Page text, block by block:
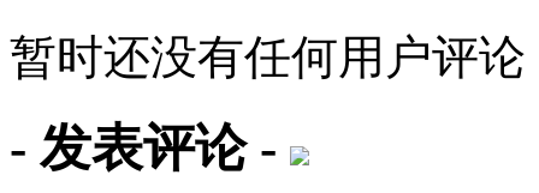
暂时还没有任何用户评论
- 发表评论 -